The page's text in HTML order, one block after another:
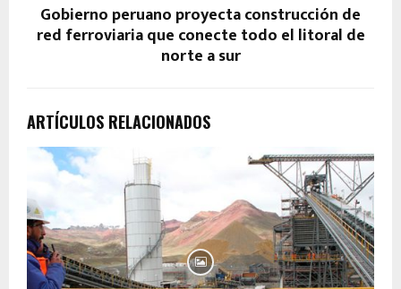
Gobierno peruano proyecta construcción de
red ferroviaria que conecte todo el litoral de
norte a sur
ARTÍCULOS RELACIONADOS